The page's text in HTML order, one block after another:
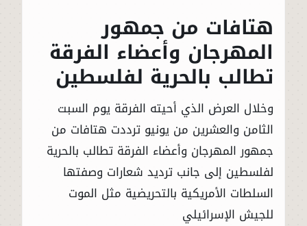
هتافات من جمهور
المهرجان وأعضاء الفرقة
تطالب بالحرية لفلسطين
وخلال العرض الذي أحيته الفرقة يوم السبت
الثامن والعشرين من يونيو ترددت هتافات من
جمهور المهرجان وأعضاء الفرقة تطالب بالحرية
لفلسطين إلى جانب ترديد شعارات وصفتها
السلطات الأمريكية بالتحريضية مثل الموت
للجيش الإسرائيلي